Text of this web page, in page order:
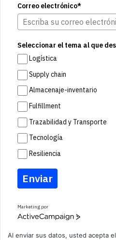
Correo electrónico*
Seleccionar el tema al que
Logística
Supply chain
Almacenaje-inventario
Fulfillment
Trazabilidad y Transporte
Tecnología
Resiliencia
Enviar
Marketing por
A
Al enviar sus datos, usted acepta